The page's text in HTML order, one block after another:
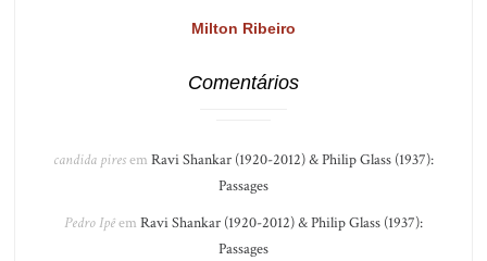
Milton Ribeiro
Comentários
candida piresem Ravi Shankar (1920-2012) & Philip Glass (1937):
Passages
Pedro Ipêem Ravi Shankar (1920-2012) & Philip Glass (1937):
Passages